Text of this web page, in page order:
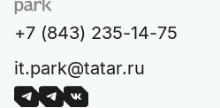
+7 (843) 235-14-75
it.park@tatar.ru